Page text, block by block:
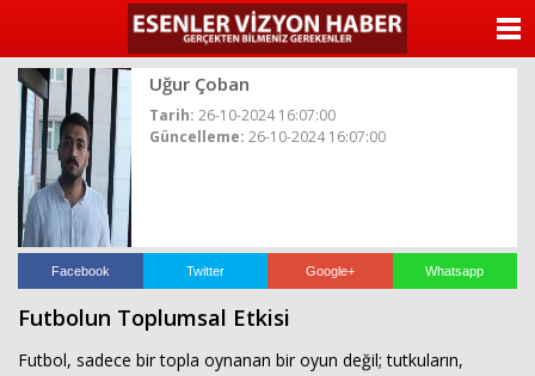
Uğur Çoban
Tarih: 26-10-2024 16:07:00
Güncelleme: 26-10-2024 16:07:00
Facebook Twitter Google+ Whatsapp
Futbolun Toplumsal Etkisi
Futbol, sadece bir topla oynanan bir oyun değil; tutkuların,
ANASAYFA
YAZARLAR